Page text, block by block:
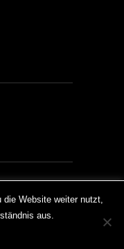
experience. We'll
opt-out if you wish.
Website weiter nutzt,
aus.